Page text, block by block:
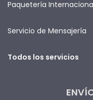
Paquetería
Servicio de Mensajería
Todos los servicios